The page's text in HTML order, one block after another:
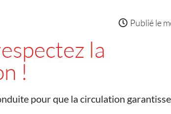
Publié le
la
!
pour que la circulation